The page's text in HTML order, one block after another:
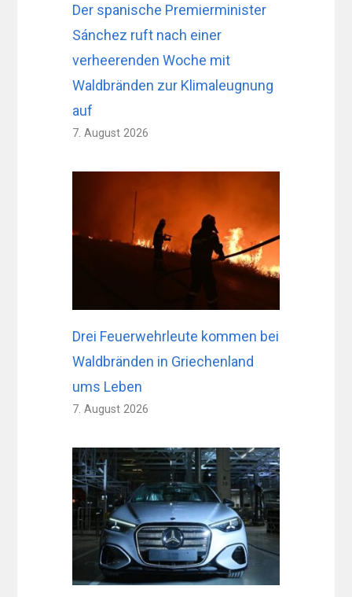
Der spanische Premierminister
Sánchez ruft nach einer
verheerenden Woche mit
Waldbränden zur Klimaleugnung
auf
7. August 2026
Drei Feuerwehrleute kommen bei
Waldbränden in Griechenland
ums Leben
7. August 2026